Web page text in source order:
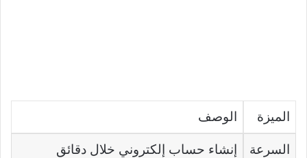
الميزة الوصف
السرعة إنشاء حساب إلكتروني خلال دقائق